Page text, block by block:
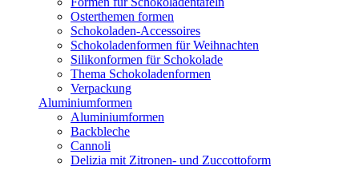
Osterthemen formen
Schokoladen-Accessoires
Schokoladenformen für Weihnachten
Silikonformen für Schokolade
Thema Schokoladenformen
Verpackung
Aluminiumformen
Aluminiumformen
Backbleche
Cannoli
Delizia mit Zitronen- und Zuccottoform